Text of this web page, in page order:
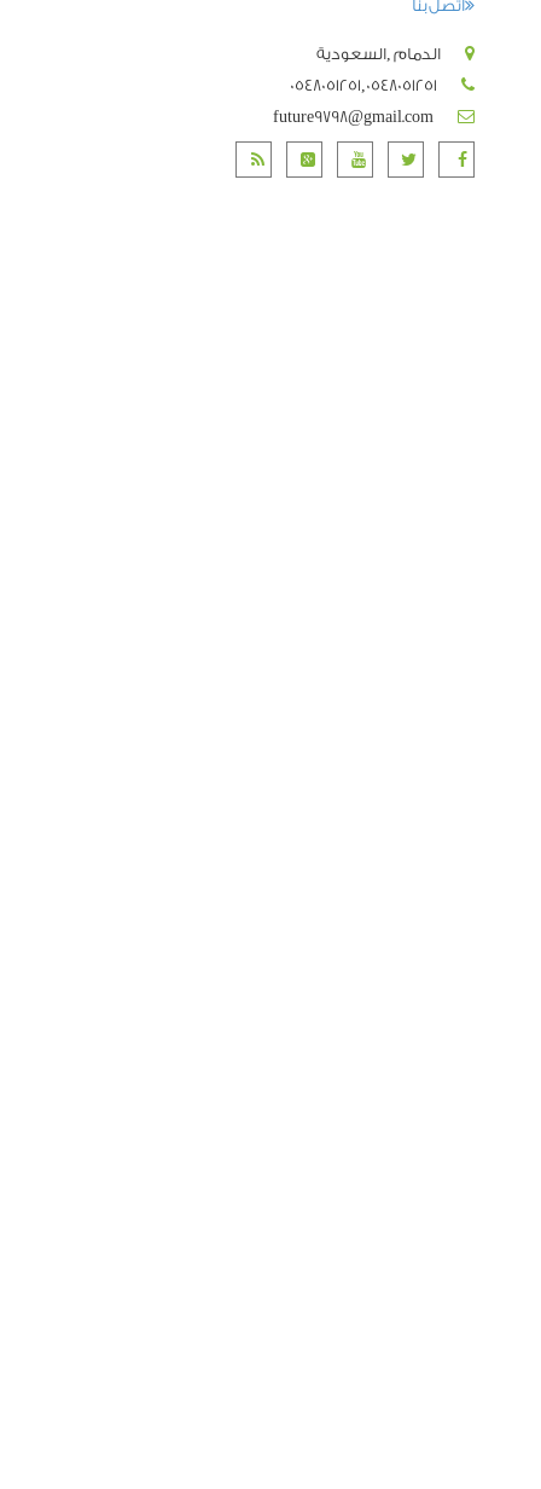
اتصل بنا
الدمام ,السعودية
0548051251,0548051251
future9798@gmail.com